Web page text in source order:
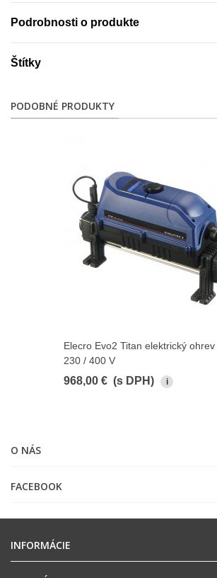
Podrobnosti o produkte
Štítky
PODOBNÉ PRODUKTY
Elecro Evo2 Titan elektrický ohrev
230 / 400 V
968,00 € (s DPH) i
O NÁS
FACEBOOK
INFORMÁCIE